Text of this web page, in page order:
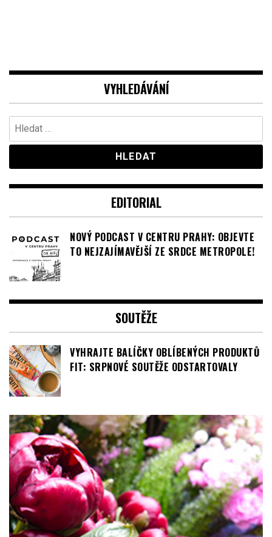
VYHLEDÁVÁNÍ
Vyhledávání
EDITORIAL
NOVÝ PODCAST V CENTRU PRAHY: OBJEVTE
TO NEJZAJÍMAVĚJŠÍ ZE SRDCE METROPOLE!
SOUTĚŽE
VYHRAJTE BALÍČKY OBLÍBENÝCH PRODUKTŮ
FIT: SRPNOVÉ SOUTĚŽE ODSTARTOVALY